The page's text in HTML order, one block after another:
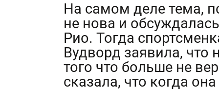
На самом деле тема,
не нова и
Рио. Тогда
Вудворд заявила, что
того что больше не
сказала, что когда